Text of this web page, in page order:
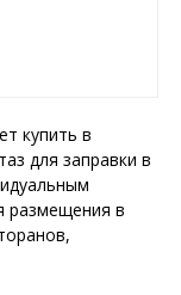
купить в
для заправки в
размещения в